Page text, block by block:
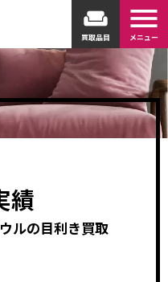
weekend
買取品目
menu
メニュー
績
ルの目利き買取